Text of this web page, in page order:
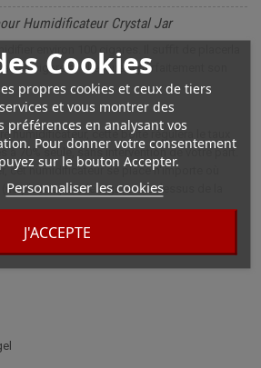
Cookies
propres cookies et ceux de tiers
et vous montrer des
préférences en analysant vos
Pour donner votre consentement
sur le bouton Accepter.
Personnaliser les cookies
J'ACCEPTE
Humidificateur Crystal Jar
environ 100 cigares. Il suffit de placerla
à cigare et elle jouera parfaitement son
humidificateur, cette boite régulera le taux
à 70% seule, sans intervention de votre part.
cet humidificateur se place n'importe où
placez pas de cigares au dessus de la